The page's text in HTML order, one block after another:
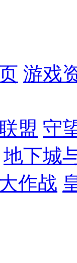
游戏
盟 守
地下城
作战